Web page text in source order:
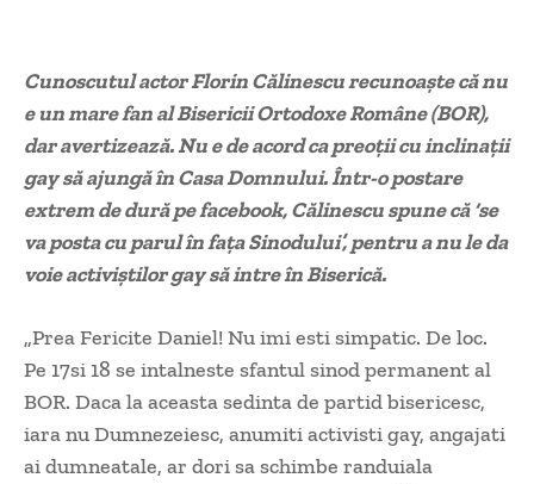
Cunoscutul actor Florin Călinescu recunoaşte că nu
e un mare fan al Bisericii Ortodoxe Române (BOR),
dar avertizează. Nu e de acord ca preoţii cu inclinaţii
gay să ajungă în Casa Domnului. Într-o postare
extrem de dură pe facebook, Călinescu spune că ‘se
va posta cu parul în faţa Sinodului’, pentru a nu le da
voie activiştilor gay să intre în Biserică.
„Prea Fericite Daniel! Nu imi esti simpatic. De loc.
Pe 17si 18 se intalneste sfantul sinod permanent al
BOR. Daca la aceasta sedinta de partid bisericesc,
iara nu Dumnezeiesc, anumiti activisti gay, angajati
ai dumneatale, ar dori sa schimbe randuiala